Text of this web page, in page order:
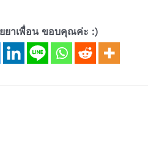
ยาเพื่อน ขอบคุณค่ะ :)